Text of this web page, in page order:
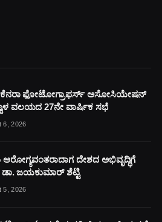
ಫೋಟೋಗ್ರಾಫರ್ಸ್ ಅಸೋಸಿಯೇಷನ್
ವಲಯದ 27ನೇ ವಾರ್ಷಿಕ ಸಭೆ
6, 2026
ಆರೋಗ್ಯವಂತರಾದಾಗ ದೇಶದ ಅಭಿವೃದ್ಧಿಗೆ
ಡಾ. ಜಯಕುಮಾರ್ ಶೆಟ್ಟಿ
5, 2026